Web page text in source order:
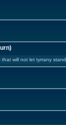
will not let tyrrany stand